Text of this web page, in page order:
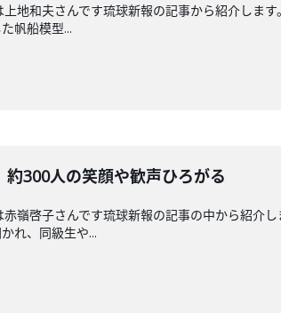
地和夫さんです琉球新報の記事から紹介しま
帆船模型...
300人の笑顔や歓声ひろがる
嶺啓子さんです琉球新報の記事の中から紹介
れ、同級生や...